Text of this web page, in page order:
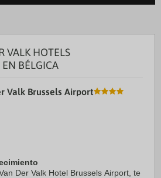
VALK HOTELS
BÉLGICA
Valk Brussels Airport
Der Valk Hotel Brussels Airport, te